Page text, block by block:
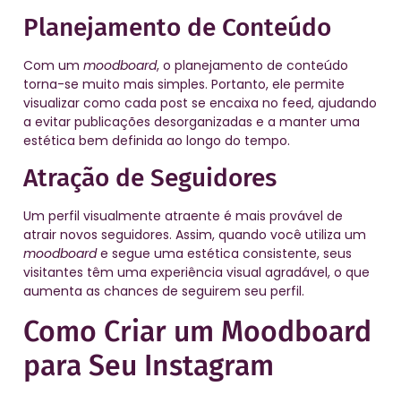
Planejamento de Conteúdo
Com um moodboard, o planejamento de conteúdo
torna-se muito mais simples. Portanto, ele permite
visualizar como cada post se encaixa no feed, ajudando
a evitar publicações desorganizadas e a manter uma
estética bem definida ao longo do tempo.
Atração de Seguidores
Um perfil visualmente atraente é mais provável de
atrair novos seguidores. Assim, quando você utiliza um
moodboarde segue uma estética consistente, seus
visitantes têm uma experiência visual agradável, o que
aumenta as chances de seguirem seu perfil.
Como Criar um Moodboard
para Seu Instagram